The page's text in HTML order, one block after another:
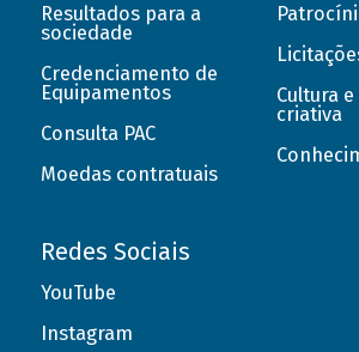
Resultados para a
sociedade
Credenciamento de
Equipamentos
Consulta PAC
Moedas contratuais
Cultura
criativa
Redes Sociais
YouTube
Instagram